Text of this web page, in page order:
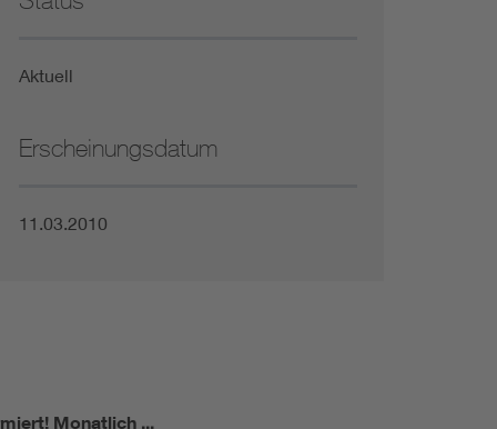
Not- und Sicherheitsbeleuchtung
Aktuell
Erscheinungsdatum
11.03.2010
Monatlich ...